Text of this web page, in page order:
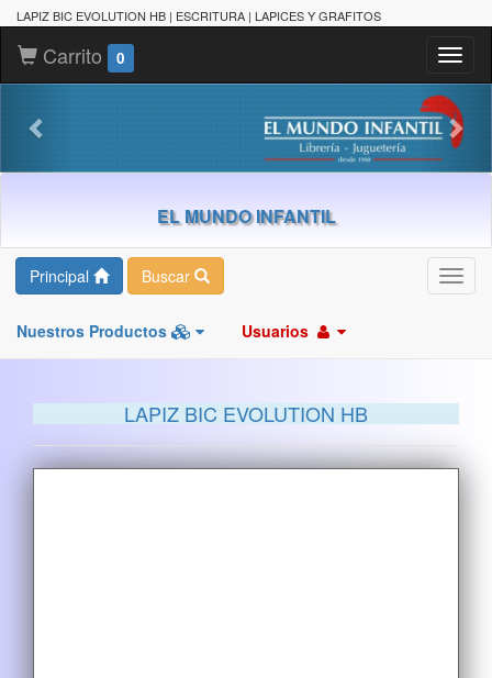
LAPIZ BIC EVOLUTION HB | ESCRITURA | LAPICES Y GRAFITOS
Carrito 0
EL MUNDO INFANTIL
Principal Buscar
Nuestros Productos Usuarios
LAPIZ BIC EVOLUTION HB